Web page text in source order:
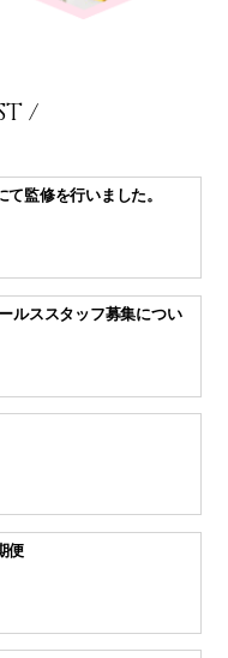
/
監修を行いました。
ルススタッフ募集につい
便